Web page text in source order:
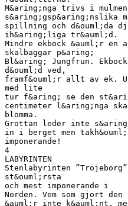
M&aring;nga trivs i
s&aring;gsp&aring;nslika
spillning och d&ouml;da
ih&aring;liga tr&auml;d.
Mindre ekbock &auml;r
skalbaggar p&aring;
Bl&aring; Jungfrun.
d&ouml;d ved,
framf&ouml;r allt av ek.
med lite
tur f&aring; se den
centimeter l&aring;nga
blomma.
Grottan leder inte
in i berget men
imponerande!
4
LABYRINTEN
Stenlabyrinten
st&ouml;rsta
och mest imponerande i
Norden. Vem som gjort den
&auml;r inte k&auml;nt,